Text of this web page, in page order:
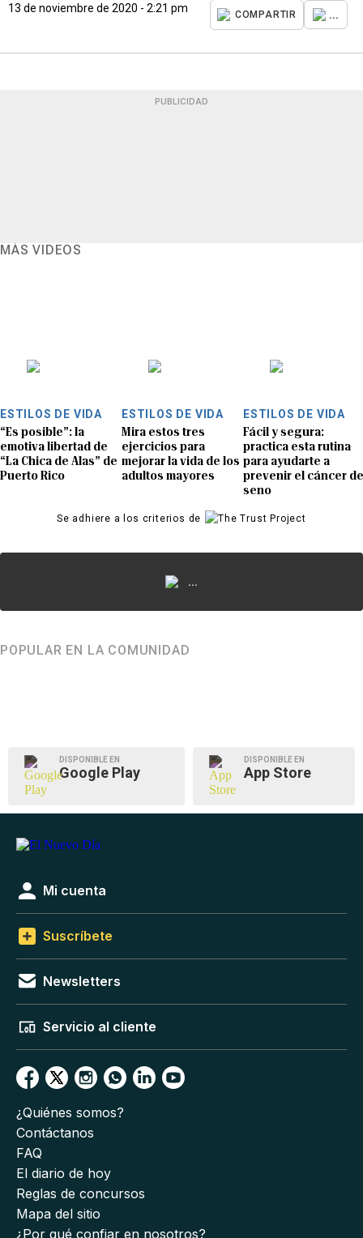
13 de noviembre de 2020 - 2:21 pm
COMPARTIR ...
PUBLICIDAD
MÁS VIDEOS
ESTILOS DE VIDA
“Es posible”: la
emotiva libertad de
“La Chica de Alas” de
Puerto Rico
ESTILOS DE VIDA
Mira estos tres
ejercicios para
mejorar la vida de los
adultos mayores
ESTILOS DE VIDA
Fácil y segura:
practica esta rutina
para ayudarte a
prevenir el cáncer de
seno
Se adhiere a los criterios de
...
POPULAR EN LA COMUNIDAD
DISPONIBLE EN
Google Play
DISPONIBLE EN
App Store
Mi cuenta
Suscríbete
Newsletters
Servicio al cliente
¿Quiénes somos?
Contáctanos
FAQ
El diario de hoy
Reglas de concursos
Mapa del sitio
¿Por qué confiar en nosotros?